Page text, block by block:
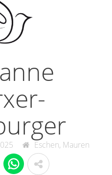
Eschen, Mauren